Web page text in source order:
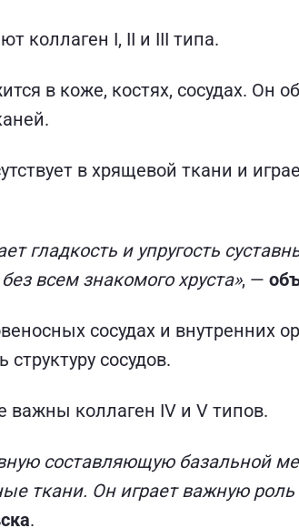
коллаген I, II и III типа.
в коже, костях, сосудах. Он
в хрящевой ткани и
гладкость и упругость
всем знакомого хруста», —
сосудах и внутренних
сосудов.
важны коллаген IV и V типов.
составляющую базальной
ткани. Он играет важную
.